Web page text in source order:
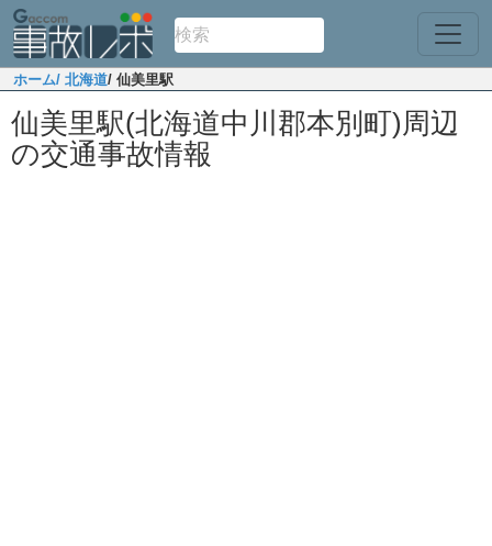
ホーム/ 北海道/ 仙美里駅
仙美里駅(北海道中川郡本別町)周辺
の交通事故情報